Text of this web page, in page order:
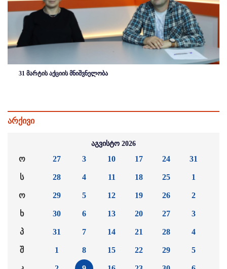
31 მარტის აქციის მნიშვნელობა
არქივი
აგვისტო 2026
ო
ს
ო
ხ
პ
შ
27
28
29
30
31
1
3
4
5
6
7
8
10
11
12
13
14
15
17
18
19
20
21
22
24
25
26
27
28
29
31
1
2
3
4
5